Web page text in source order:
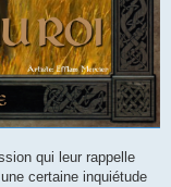
qui leur rappelle
certaine inquiétude